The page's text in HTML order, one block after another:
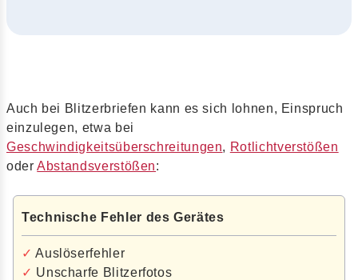
Auch bei Blitzerbriefen kann es sich lohnen, Einspruch
einzulegen, etwa bei
Geschwindigkeitsüberschreitungen, Rotlichtverstößen
oderAbstandsverstößen:
Technische Fehler des Gerätes
✓ Auslöserfehler
✓ Unscharfe Blitzerfotos